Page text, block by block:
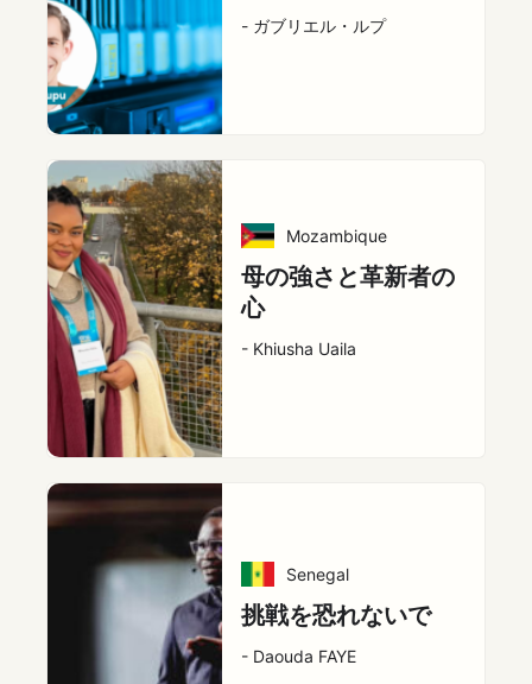
- ガブリエル・ルプ
Mozambique
母の強さと革新者の
心
- Khiusha Uaila
Senegal
挑戦を恐れないで
- Daouda FAYE